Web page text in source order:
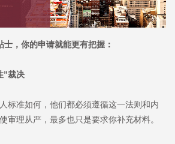
士，你的申请就能更有把握：
”裁决
准如何，他们都必须遵循这一法则和内
审理从严，最多也只是要求你补充材料。